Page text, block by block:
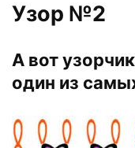
Узор №2
А вот
один из